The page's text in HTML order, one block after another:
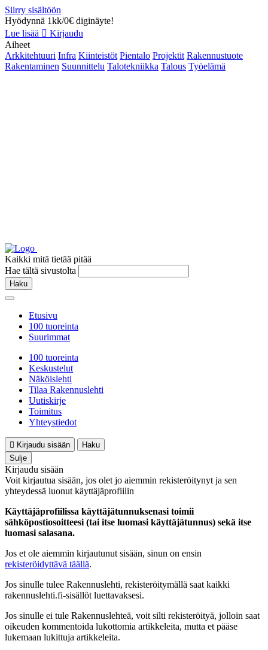
Siirry sisältöön
Hyödynnä 1kk/0€ diginäyte!
Lue lisää
Kirjaudu
Aiheet
Arkkitehtuuri Infra Kiinteistöt Pientalo Projektit Rakennustuote
Rakentaminen Suunnittelu Talotekniikka Talous Työelämä
Kaikki mitä tietää pitää
Hae tältä sivustolta
Haku
Etusivu
100 tuoreinta
Suurimmat
100 tuoreinta
Keskustelut
Näköislehti
Tilaa Rakennuslehti
Uutiskirje
Toimitus
Yhteystiedot
Kirjaudu sisään
Haku
Sulje
Kirjaudu sisään
Voit kirjautua sisään, jos olet jo aiemmin rekisteröitynyt ja sen
yhteydessä luonut käyttäjäprofiilin
Käyttäjäprofiilissa käyttäjätunnuksenasi toimii
sähköpostiosoitteesi (tai itse luomasi käyttäjätunnus) sekä itse
luomasi salasana.
Jos et ole aiemmin kirjautunut sisään, sinun on ensin
rekisteröidyttävä täällä.
Jos sinulle tulee Rakennuslehti, rekisteröitymällä saat kaikki
rakennuslehti.fi-sisällöt luettavaksesi.
Jos sinulle ei tule Rakennuslehteä, voit silti rekisteröityä, jolloin saat
oikeuden kommentoida lukottomia artikkeleita, mutta et pääse
lukemaan lukittuja artikkeleita.